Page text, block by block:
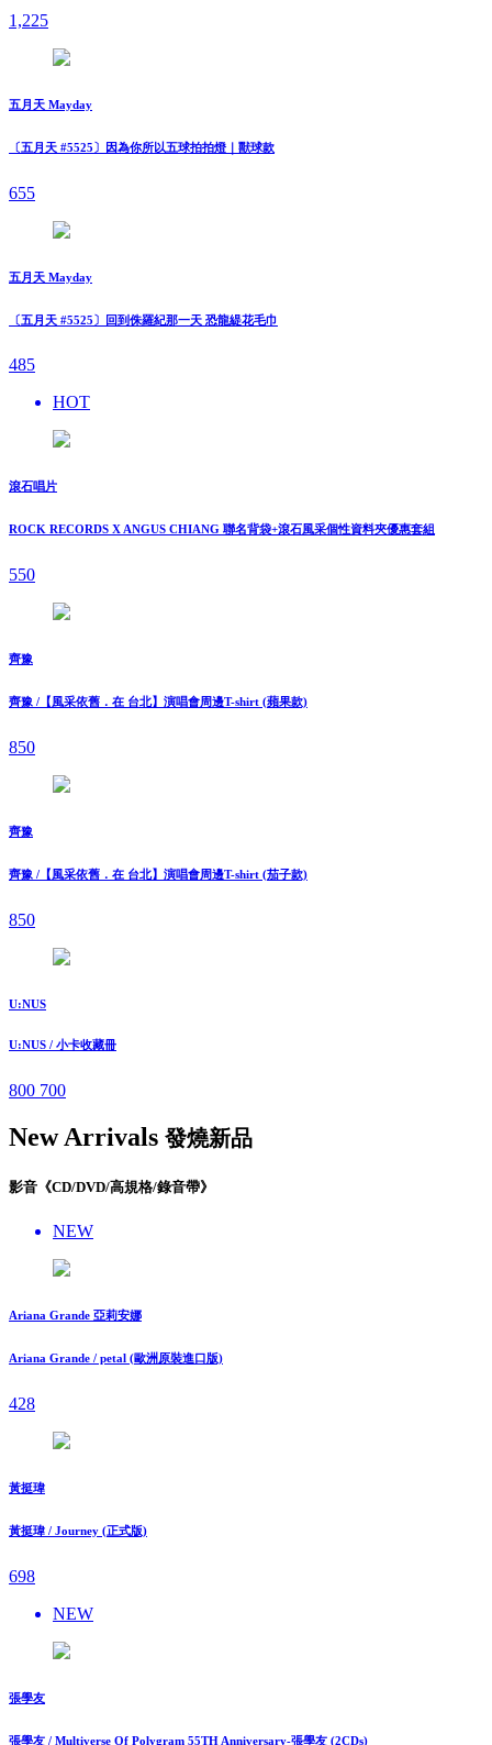
1,225
五月天 Mayday
〔五月天 #5525〕因為你所以五球拍拍燈｜獸球款
655
五月天 Mayday
〔五月天 #5525〕回到侏羅紀那一天 恐龍緹花毛巾
485
HOT
滾石唱片
ROCK RECORDS X ANGUS CHIANG 聯名背袋+滾石風采個性資料夾優惠套組
550
齊豫
齊豫 /【風采依舊．在 台北】演唱會周邊T-shirt (蘋果款)
850
齊豫
齊豫 /【風采依舊．在 台北】演唱會周邊T-shirt (茄子款)
850
U:NUS
U:NUS / 小卡收藏冊
800 700
New Arrivals 發燒新品
影音《CD/DVD/高規格/錄音帶》
NEW
Ariana Grande 亞莉安娜
Ariana Grande / petal (歐洲原裝進口版)
428
黃挺瑋
黃挺瑋 / Journey (正式版)
698
NEW
張學友
張學友 / Multiverse Of Polygram 55TH Anniversary-張學友 (2CDs)